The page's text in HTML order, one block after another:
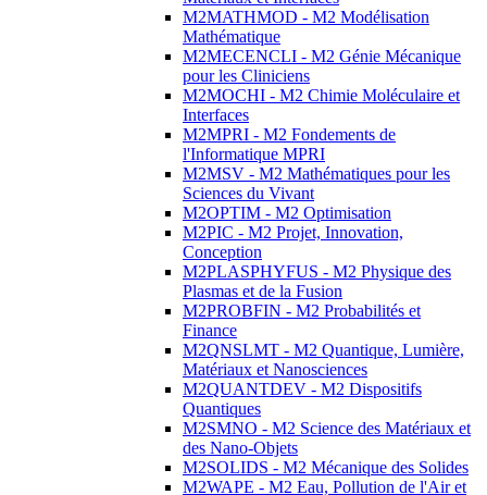
M2MATHMOD - M2 Modélisation
Mathématique
M2MECENCLI - M2 Génie Mécanique
pour les Cliniciens
M2MOCHI - M2 Chimie Moléculaire et
Interfaces
M2MPRI - M2 Fondements de
l'Informatique MPRI
M2MSV - M2 Mathématiques pour les
Sciences du Vivant
M2OPTIM - M2 Optimisation
M2PIC - M2 Projet, Innovation,
Conception
M2PLASPHYFUS - M2 Physique des
Plasmas et de la Fusion
M2PROBFIN - M2 Probabilités et
Finance
M2QNSLMT - M2 Quantique, Lumière,
Matériaux et Nanosciences
M2QUANTDEV - M2 Dispositifs
Quantiques
M2SMNO - M2 Science des Matériaux et
des Nano-Objets
M2SOLIDS - M2 Mécanique des Solides
M2WAPE - M2 Eau, Pollution de l'Air et